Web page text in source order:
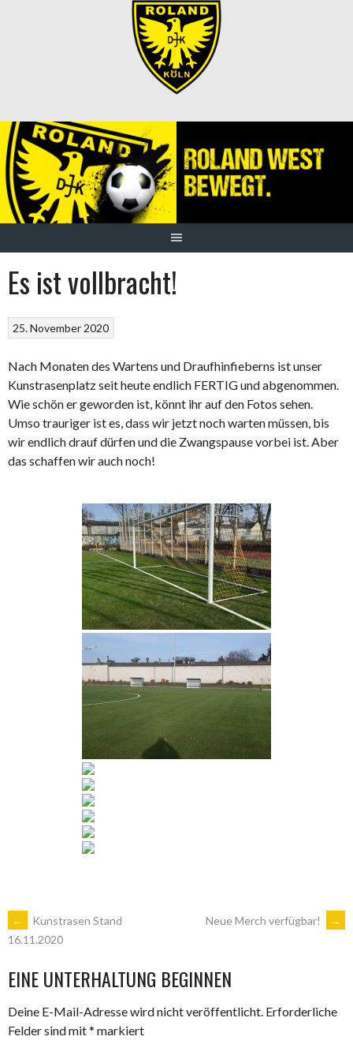
Es ist vollbracht!
25. November 2020
Nach Monaten des Wartens und Draufhinfieberns ist unser
Kunstrasenplatz seit heute endlich FERTIG und abgenommen.
Wie schön er geworden ist, könnt ihr auf den Fotos sehen.
Umso trauriger ist es, dass wir jetzt noch warten müssen, bis
wir endlich drauf dürfen und die Zwangspause vorbei ist. Aber
das schaffen wir auch noch!
ARTIKEL-
NAVIGATION
←
Kunstrasen Stand
16.11.2020
Neue Merch verfügbar! →
EINE UNTERHALTUNG BEGINNEN
Deine E-Mail-Adresse wird nicht veröffentlicht. Erforderliche
Felder sind mit* markiert